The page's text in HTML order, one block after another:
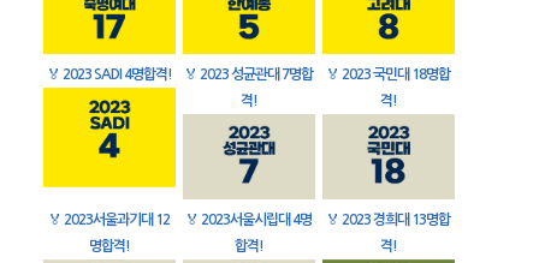
🏅 2023 SADI 4명합격! 🏅 2023 성균관대 7명합
격!
🏅 2023 국민대 18명합
격!
🏅 2023서울과기대 12
명합격!
🏅 2023서울시립대 4명
합격!
🏅 2023 경희대 13명합
격!